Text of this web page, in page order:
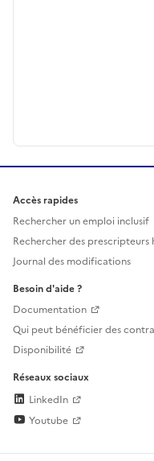
Accès rapides
Rechercher un emploi inclusif
Rechercher des prescripteurs
Journal des modifications
Besoin d'aide ?
Documentation
Qui peut bénéficier des
Disponibilité
Réseaux sociaux
LinkedIn
Youtube